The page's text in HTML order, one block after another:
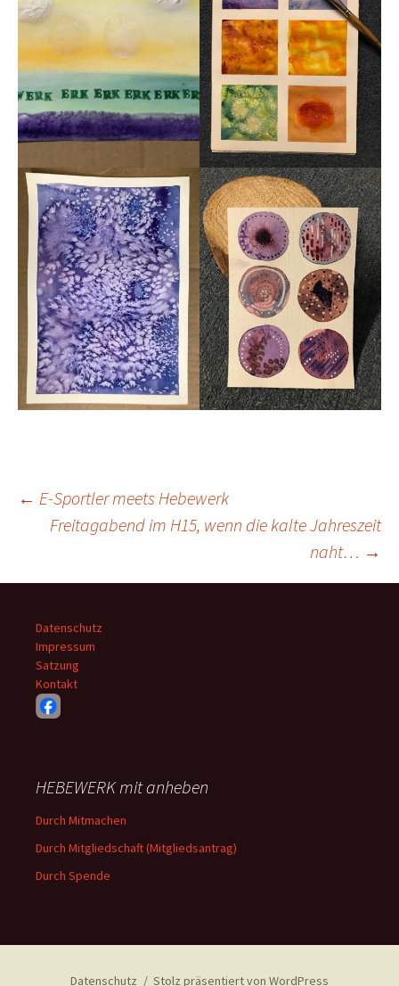
Beitragsnavigation
← E-Sportler meets Hebewerk
Freitagabend im H15, wenn die kalte Jahreszeit
naht… →
Datenschutz
Impressum
Satzung
Kontakt
HEBEWERK mit anheben
Durch Mitmachen
Durch Mitgliedschaft (Mitgliedsantrag)
Durch Spende
Datenschutz Stolz präsentiert von WordPress